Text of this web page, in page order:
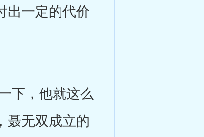
出一定的代价
下，他就这么
聂无双成立的